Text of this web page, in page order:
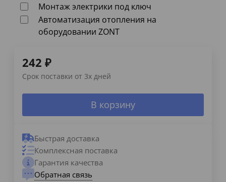
Монтаж электрики под ключ
Автоматизация отопления на
оборудовании ZONT
242 ₽
Срок поставки от 3х дней
В корзину
Быстрая доставка
Комплексная поставка
Гарантия качества
Обратная связь